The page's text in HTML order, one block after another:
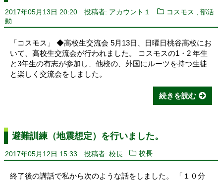
2017年05月13日 20:20 投稿者: アカウント１ コスモス ,部活
動
「コスモス」 ◆高校生交流会 5月13日、日曜日桃谷高校にお
いて、高校生交流会が行われました。 コスモスの1・2 年生
と3年生の有志が参加し、他校の、外国にルーツを持つ生徒
と楽しく交流会をしました。
続きを読む
避難訓練（地震想定）を行いました。
2017年05月12日 15:33 投稿者: 校長 校長
終了後の講話で私から次のような話をしました。 「１０分